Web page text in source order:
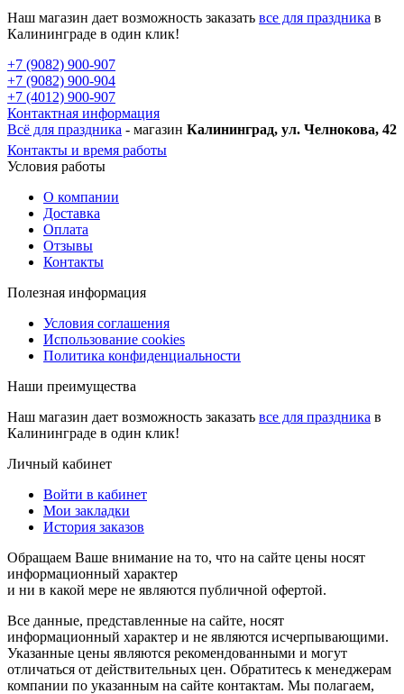
Наш магазин дает возможность заказать все для праздника в
Калининграде в один клик!
+7 (9082) 900-907
+7 (9082) 900-904
+7 (4012) 900-907
Контактная информация
Всё для праздника - магазин Калининград, ул. Челнокова, 42
Контакты и время работы
Условия работы
О компании
Доставка
Оплата
Отзывы
Контакты
Полезная информация
Условия соглашения
Использование cookies
Политика конфиденциальности
Наши преимущества
Наш магазин дает возможность заказать все для праздника в
Калининграде в один клик!
Личный кабинет
Войти в кабинет
Мои закладки
История заказов
Обращаем Ваше внимание на то, что на сайте цены носят
информационный характер
и ни в какой мере не являются публичной офертой.
Все данные, представленные на сайте, носят
информационный характер и не являются исчерпывающими.
Указанные цены являются рекомендованными и могут
отличаться от действительных цен. Обратитесь к менеджерам
компании по указанным на сайте контактам. Мы полагаем,